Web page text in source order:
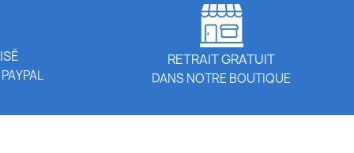
RETRAIT GRATUIT
DANS NOTRE BOUTIQUE